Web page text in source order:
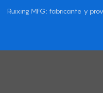
Ruixing MFG: fabricante y